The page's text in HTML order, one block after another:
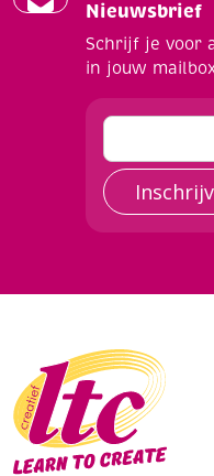
Nieuwsbrief
Schrijf je voor
in jouw